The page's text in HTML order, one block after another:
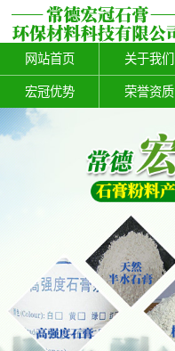
网站首页 关于我们
宏冠优势 荣誉资质